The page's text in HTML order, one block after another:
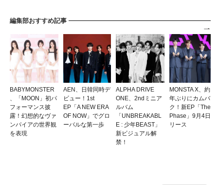
編集部おすすめ記事
BABYMONSTER
、「MOON」初パ
フォーマンス披
露！幻想的なヴァ
ンパイアの世界観
を表現
AEN、日韓同時デ
ビュー！1st
EP「A NEW ERA
OF NOW」でグロ
ーバルな第一歩
ALPHA DRIVE
ONE、2ndミニア
ルバム
「UNBREAKABL
E : 少年BEAST」
新ビジュアル解
禁！
MONSTA X、約1
年ぶりにカムバッ
ク！新EP「The
Phase」9月4日リ
リース